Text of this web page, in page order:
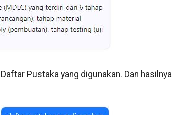
Pustaka yang digunakan. Dan hasilnya